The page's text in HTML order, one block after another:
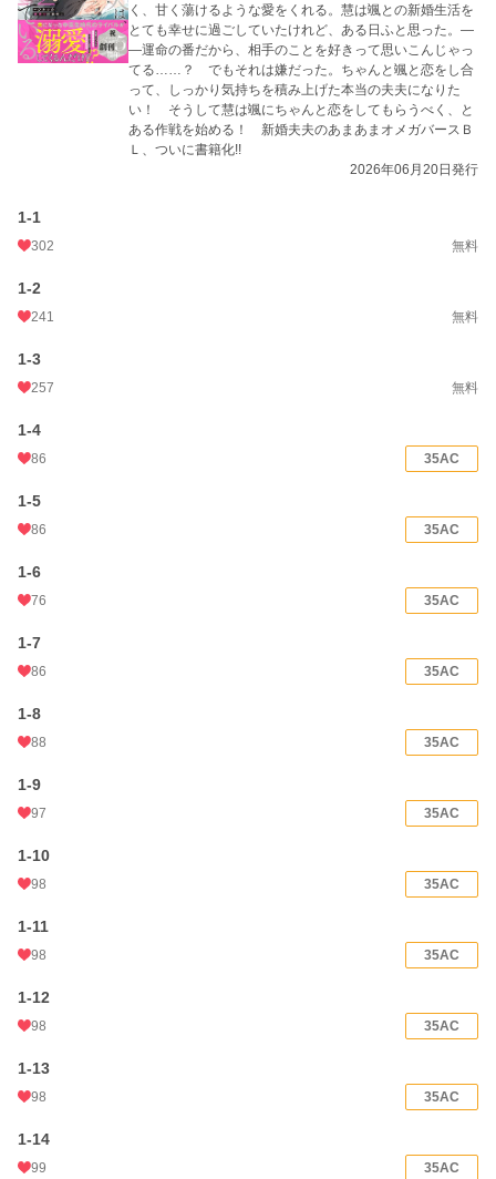
◆◇◆
2023/9/9投稿→9/10BLranking15位♡
9/14 12位🥰♡ ベスト10入りありがとうございます💖 9/20 ベスト5入り🥰
BL大賞初日6位スタートでした。ありがとうございます☺️
◇ ◇ ◇ ◇
2024年 またBL大賞参加します。完結できるといいな。よろしくお願いします
2024/11/28 完結しました。
意地っ張りな元αのΩくんが素直になってく様。可愛がって頂けますように♡
24h.ポイント
更新日時
初回公開日時
週間ポイント
月間ポイント
累計ポイント
く、甘く蕩けるような愛をくれる。慧は颯との新婚生活を
とても幸せに過ごしていたけれど、ある日ふと思った。―
―運命の番だから、相手のことを好きって思いこんじゃっ
てる……？ でもそれは嫌だった。ちゃんと颯と恋をし合
って、しっかり気持ちを積み上げた本当の夫夫になりた
い！ そうして慧は颯にちゃんと恋をしてもらうべく、と
ある作戦を始める！ 新婚夫夫のあまあまオメガバースＢ
Ｌ、ついに書籍化!!
2026年06月20日発行
1-1
302 無料
1-2
241 無料
1-3
257 無料
1-4
86 35AC
1-5
86 35AC
1-6
76 35AC
1-7
86 35AC
1-8
88 35AC
1-9
97 35AC
1-10
98 35AC
1-11
98 35AC
1-12
98 35AC
1-13
98 35AC
1-14
99 35AC